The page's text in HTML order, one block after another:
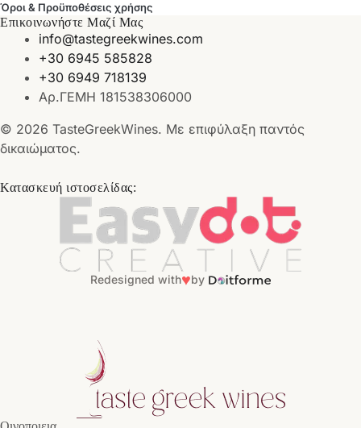
Όροι & Προϋποθέσεις χρήσης
Επικοινωνήστε Μαζί Μας
info@tastegreekwines.com
+30 6945 585828
+30 6949 718139
Αρ.ΓΕΜΗ 181538306000
© 2026 TasteGreekWines. Με επιφύλαξη παντός
δικαιώματος.
Κατασκευή ιστοσελίδας:
Redesigned with♥by